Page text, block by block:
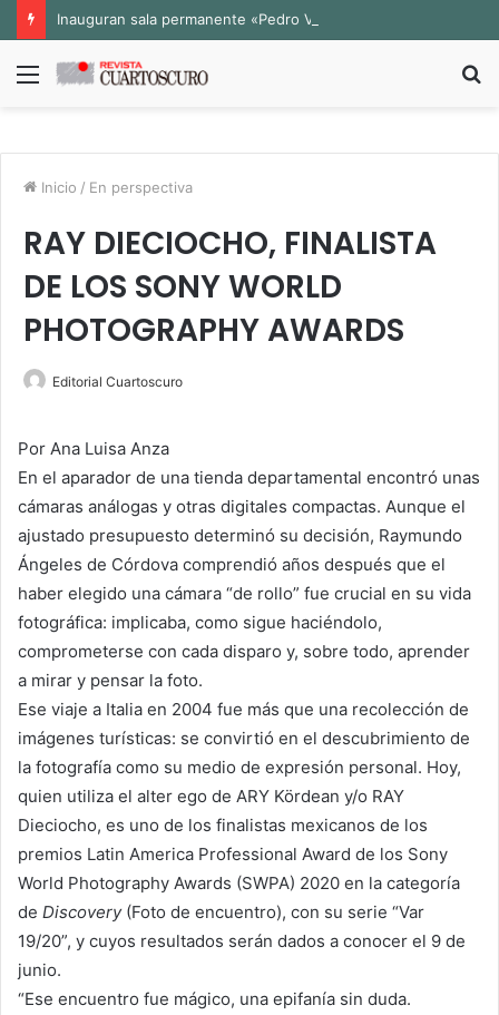
Menú
Inicio / En perspectiva
RAY DIECIOCHO, FINALISTA
DE LOS SONY WORLD
PHOTOGRAPHY AWARDS
Editorial Cuartoscuro
Por Ana Luisa Anza
En el aparador de una tienda departamental encontró unas
cámaras análogas y otras digitales compactas. Aunque el
ajustado presupuesto determinó su decisión, Raymundo
Ángeles de Córdova comprendió años después que el
haber elegido una cámara “de rollo” fue crucial en su vida
fotográfica: implicaba, como sigue haciéndolo,
comprometerse con cada disparo y, sobre todo, aprender
a mirar y pensar la foto.
Ese viaje a Italia en 2004 fue más que una recolección de
imágenes turísticas: se convirtió en el descubrimiento de
la fotografía como su medio de expresión personal. Hoy,
quien utiliza el alter ego de ARY Kördean y/o RAY
Dieciocho, es uno de los finalistas mexicanos de los
premios Latin America Professional Award de los Sony
World Photography Awards (SWPA) 2020 en la categoría
de Discovery(Foto de encuentro), con su serie “Var
19/20”, y cuyos resultados serán dados a conocer el 9 de
junio.
“Ese encuentro fue mágico, una epifanía sin duda.